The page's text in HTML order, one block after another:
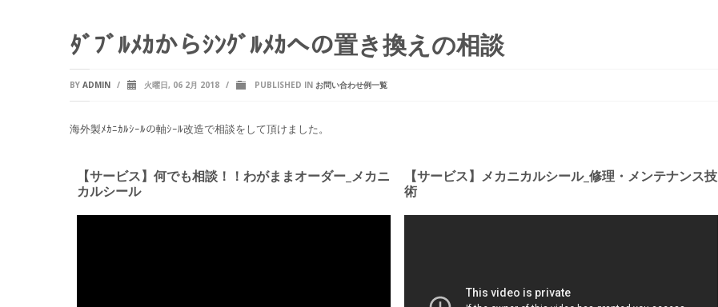
ﾀﾞﾌﾞﾙﾒｶからｼﾝｸﾞﾙﾒｶへの置き換えの相談
BY ADMIN / 火曜日, 06 2月 2018 / PUBLISHED IN お問い合わせ例一覧
海外製ﾒｶﾆｶﾙｼｰﾙの軸ｼｰﾙ改造で相談をして頂けました。
【サービス】何でも相談！！わがままオーダー_メカニ
カルシール
【サービス】メカニカルシール_修理・メンテナンス技
術